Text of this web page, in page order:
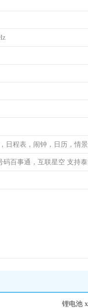
日程表，闹钟，日历，情
码百事通，互联星空 支持
锂电池